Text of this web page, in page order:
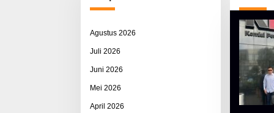
Agustus 2026
Juli 2026
Juni 2026
Mei 2026
April 2026